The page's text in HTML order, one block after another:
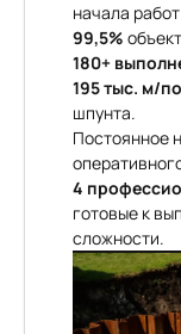
начала
99,5%
180+
195 тыс. м/
шпунта.
Постоянное
4
готовые к
сложности.